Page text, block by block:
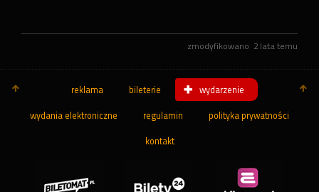
zmodyfikowano 2 lata temu
reklama bileterie wydarzenie
wydania elektroniczne regulamin polityka prywatności
kontakt